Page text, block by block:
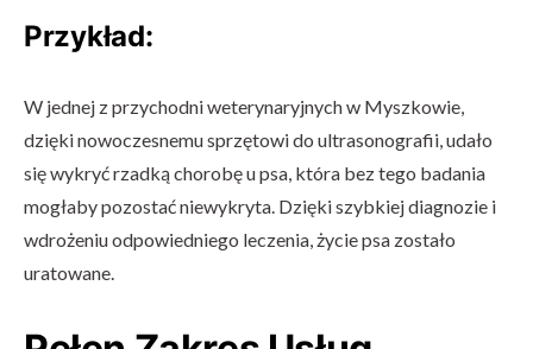
Przykład:
W jednej z przychodni weterynaryjnych w Myszkowie,
dzięki nowoczesnemu sprzętowi do ultrasonografii, udało
się wykryć rzadką chorobę u psa, która bez tego badania
mogłaby pozostać niewykryta. Dzięki szybkiej diagnozie i
wdrożeniu odpowiedniego leczenia, życie psa zostało
uratowane.